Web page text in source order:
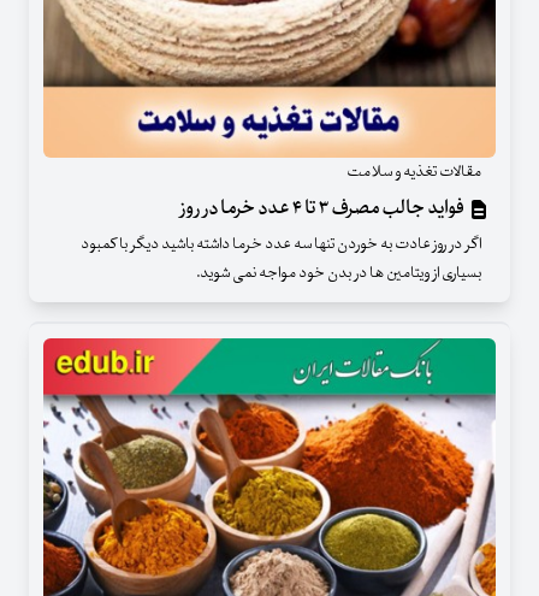
مقالات تغذیه و سلامت
فواید جالب مصرف ۳ تا ۴ عدد خرما در روز
اگر در روز عادت به خوردن تنها سه عدد خرما داشته باشید دیگر با کمبود
بسیاری از ویتامین ها در بدن خود مواجه نمی شوید.